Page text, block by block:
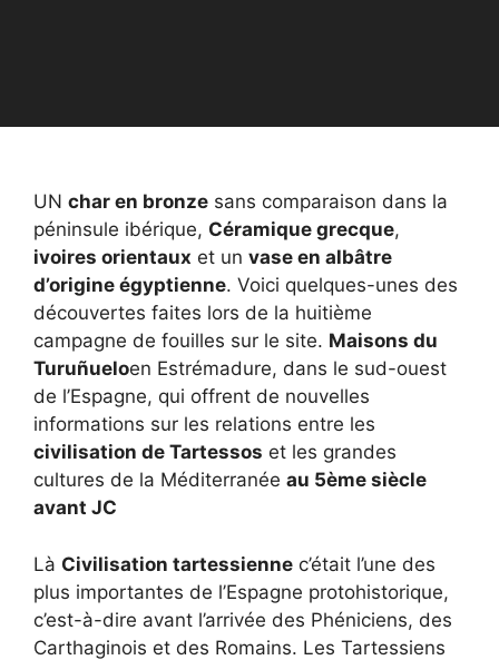
UN char en bronze sans comparaison dans la
péninsule ibérique, Céramique grecque,
ivoires orientaux et un vase en albâtre
d’origine égyptienne. Voici quelques-unes des
découvertes faites lors de la huitième
campagne de fouilles sur le site. Maisons du
Turuñueloen Estrémadure, dans le sud-ouest
de l’Espagne, qui offrent de nouvelles
informations sur les relations entre les
civilisation de Tartessos et les grandes
cultures de la Méditerranée au 5ème siècle
avant JC
Là Civilisation tartessienne c’était l’une des
plus importantes de l’Espagne protohistorique,
c’est-à-dire avant l’arrivée des Phéniciens, des
Carthaginois et des Romains. Les Tartessiens